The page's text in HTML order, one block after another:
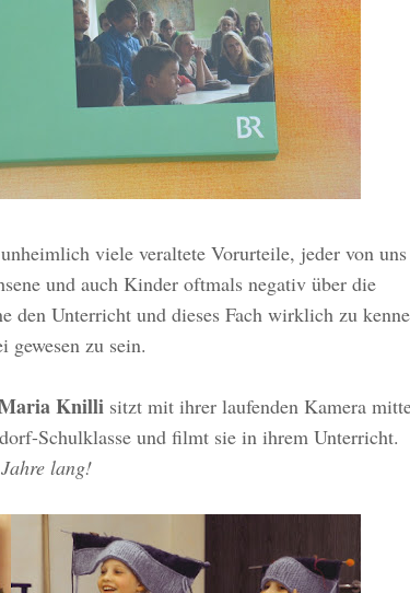
viele veraltete Vorurteile, jeder von uns
und auch Kinder oftmals negativ über die
den Unterricht und dieses Fach wirklich zu
gewesen zu sein.
Knilli sitzt mit ihrer laufenden Kamera
Schulklasse und filmt sie in ihrem Unterricht.
lang!